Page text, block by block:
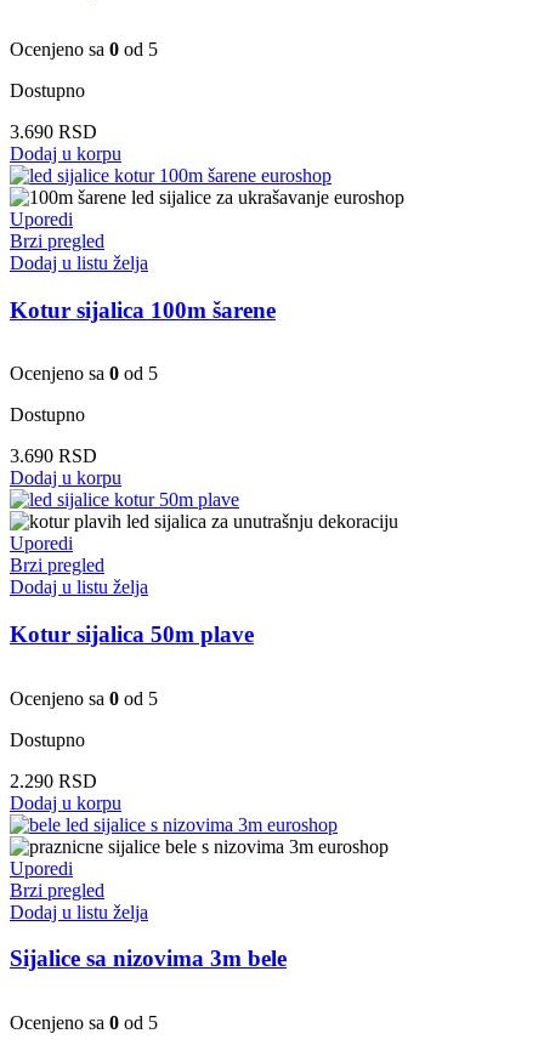
Ocenjeno sa 0 od 5
Dostupno
3.690 RSD
Dodaj u korpu
Uporedi
Brzi pregled
Dodaj u listu želja
Kotur sijalica 100m šarene
Ocenjeno sa 0 od 5
Dostupno
3.690 RSD
Dodaj u korpu
Uporedi
Brzi pregled
Dodaj u listu želja
Kotur sijalica 50m plave
Ocenjeno sa 0 od 5
Dostupno
2.290 RSD
Dodaj u korpu
Uporedi
Brzi pregled
Dodaj u listu želja
Sijalice sa nizovima 3m bele
Ocenjeno sa 0 od 5